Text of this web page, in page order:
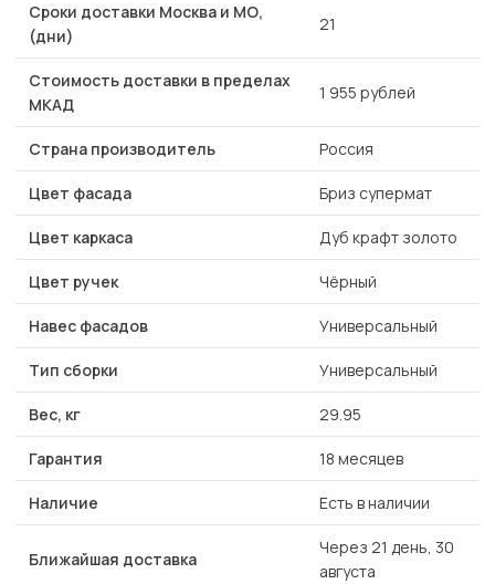
Сроки доставки Москва и МО,
(дни)
21
Стоимость доставки в пределах
МКАД
1 955 рублей
Страна производитель Россия
Цвет фасада Бриз супермат
Цвет каркаса Дуб крафт золото
Цвет ручек Чёрный
Навес фасадов Универсальный
Тип сборки Универсальный
Вес, кг 29.95
Гарантия 18 месяцев
Наличие Есть в наличии
Ближайшая доставка
Через 21 день, 30
августа